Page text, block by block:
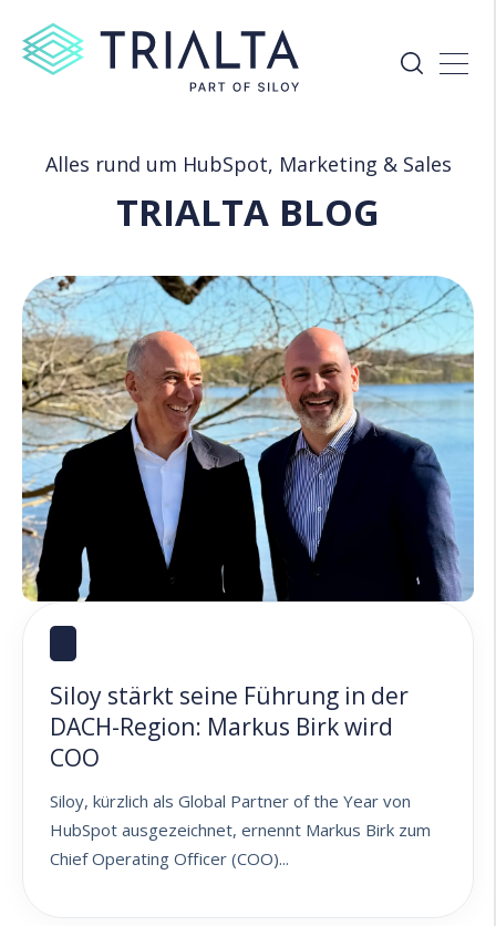
Alles rund um HubSpot, Marketing & Sales
TRIALTA BLOG
Siloy stärkt seine Führung in der
DACH-Region: Markus Birk wird
COO
Siloy, kürzlich als Global Partner of the Year von
HubSpot ausgezeichnet, ernennt Markus Birk zum
Chief Operating Officer (COO)...